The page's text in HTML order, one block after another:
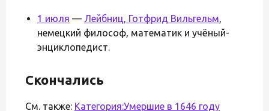
1 июля — Лейбниц, Готфрид Вильгельм,
немецкий философ, математик и учёный-
энциклопедист.
Скончались
См. также: Категория:Умершие в 1646 году